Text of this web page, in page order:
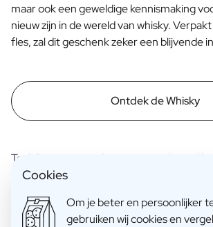
maar ook een geweldige kennismaking
nieuw zijn in de wereld van whisky.
fles, zal dit geschenk zeker een blijvende
Ontdek de Whisky
Toch liever een ander gepersonaliseerd
We hopen dat deze suggesties je
voor de perfecte kerstcadeaus. Elk van
is zorgvuldig geselecteerd om een gevoel
Cookies
Om je beter en persoonlijker
gebruiken wij cookies en